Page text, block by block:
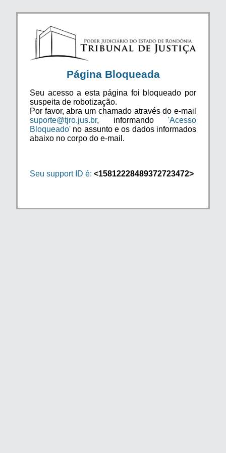
Página Bloqueada
Seu acesso a esta página foi bloqueado por
suspeita de robotização.
Por favor, abra um chamado através do e-mail
suporte@tjro.jus.br, informando 'Acesso
Bloqueado' no assunto e os dados informados
abaixo no corpo do e-mail.
Seu support ID é: <15812228489372723472>